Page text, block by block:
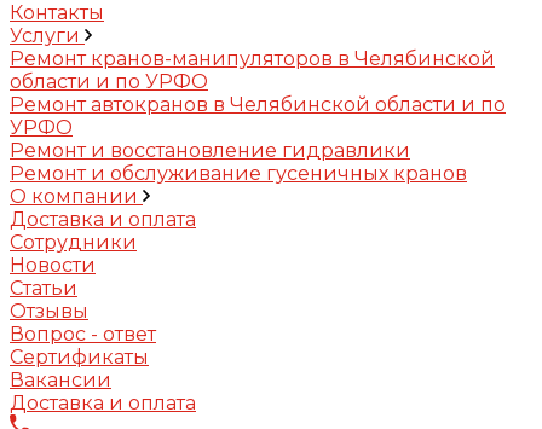
Контакты
Услуги
Ремонт кранов-манипуляторов в Челябинской
области и по УРФО
Ремонт автокранов в Челябинской области и по
УРФО
Ремонт и восстановление гидравлики
Ремонт и обслуживание гусеничных кранов
О компании
Доставка и оплата
Сотрудники
Новости
Статьи
Отзывы
Вопрос - ответ
Сертификаты
Вакансии
Доставка и оплата